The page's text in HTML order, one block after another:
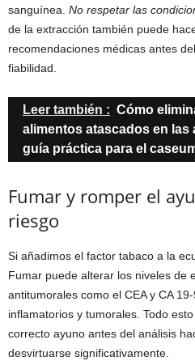
sanguínea. No respetar las
de la extracción también puede
recomendaciones médicas antes
fiabilidad.
Leer también : Cómo
alimentos atascados en las
guía práctica para el
Fumar y romper el
riesgo
Si añadimos el factor tabaco a la
Fumar puede alterar los niveles de
antitumorales como el CEA y CA
inflamatorios y tumorales. Todo
correcto ayuno antes del análisis
desvirtuarse significativamente.